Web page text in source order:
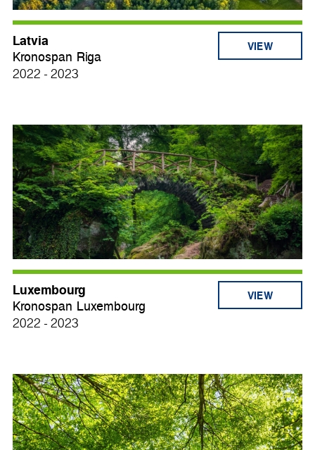
Latvia
Kronospan Riga
2022 - 2023
VIEW
Luxembourg
Kronospan Luxembourg
2022 - 2023
VIEW